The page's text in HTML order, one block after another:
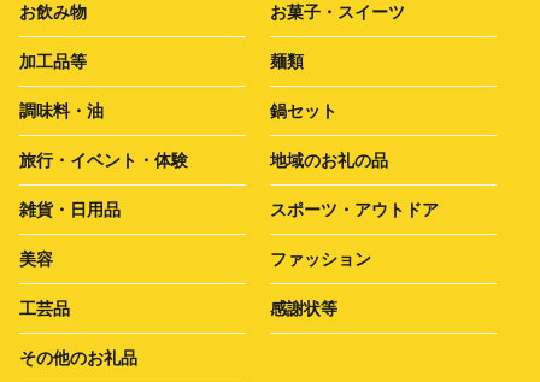
お飲み物 お菓子・スイーツ
加工品等 麺類
調味料・油 鍋セット
旅行・イベント・体験 地域のお礼の品
雑貨・日用品 スポーツ・アウトドア
美容 ファッション
工芸品 感謝状等
その他のお礼品